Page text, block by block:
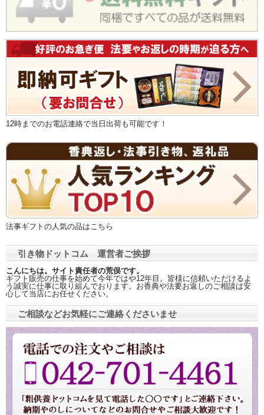
12時までのお電話連絡で当日出荷も可能です！
法事ギフトの人気の品はこちら
引き物ドットコム 運営者ご挨拶
こんにちは。サイト責任者の荒俣です。
ギフト販売の仕事を始めて今年ではや12年目。皆様に信頼いただけるよ
う誠実に仕事に取り組んでおります。お香典や法要お返しのご相談は安
心して当店にお任せください。
ご相談などお気軽にご連絡くださいませ